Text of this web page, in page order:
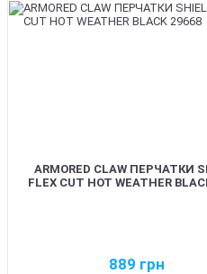
ARMORED CLAW ПЕРЧАТКИ
FLEX CUT HOT WEATHER
889 грн